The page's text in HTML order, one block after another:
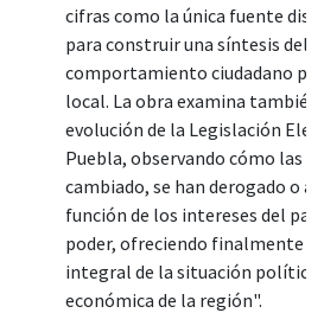
cifras como la única fuente
para construir una síntesis del
comportamiento ciudadano
local. La obra examina también
evolución de la Legislación
Puebla, observando cómo las
cambiado, se han derogado o
función de los intereses del
poder, ofreciendo finalmente
integral de la situación política-
económica de la región".